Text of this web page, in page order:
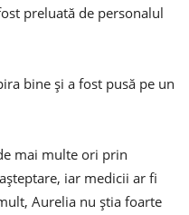
preluată de personalul
bine și a fost pusă pe un
mai multe ori prin
iar medicii ar fi
Aurelia nu știa foarte